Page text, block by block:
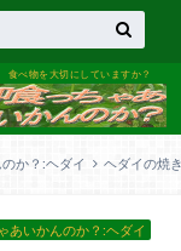
食べ物を大切にしていますか？
か？:ヘダイ ヘダイの焼
あいかんのか？:ヘダイ